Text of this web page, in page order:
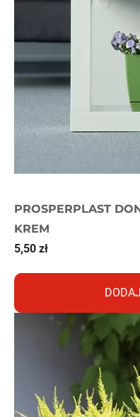
PROSPERPLAST
KREM
5,50 zł